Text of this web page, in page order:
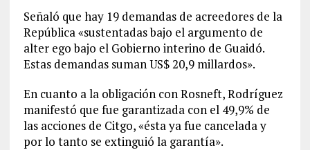
Señaló que hay 19 demandas de acreedores de la
República «sustentadas bajo el argumento de
alter ego bajo el Gobierno interino de Guaidó.
Estas demandas suman US$ 20,9 millardos».
En cuanto a la obligación con Rosneft, Rodríguez
manifestó que fue garantizada con el 49,9% de
las acciones de Citgo, «ésta ya fue cancelada y
por lo tanto se extinguió la garantía».